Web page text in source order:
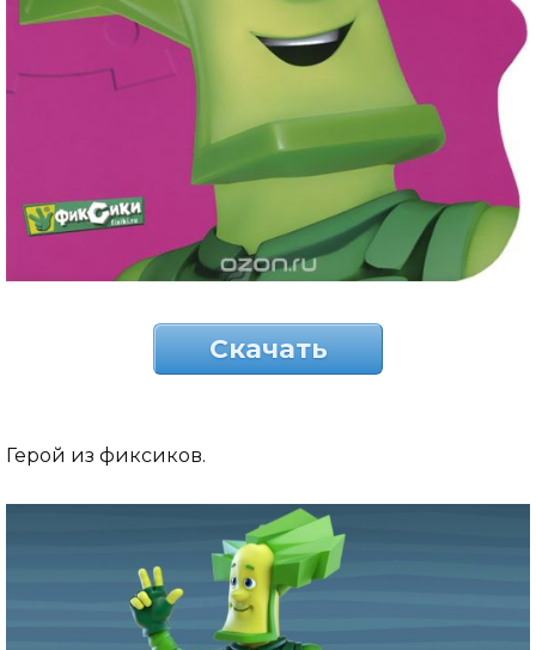
Скачать
Герой из фиксиков.